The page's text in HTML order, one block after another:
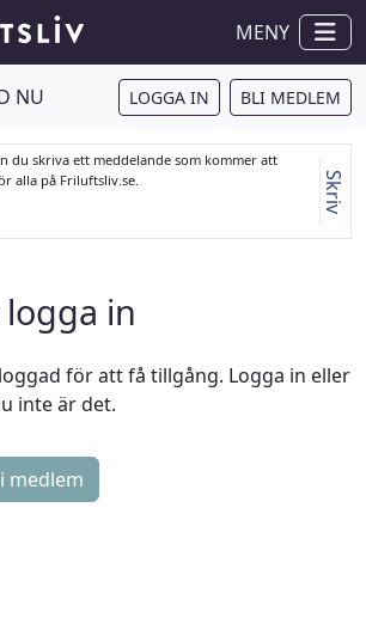
MENY
NU LOGGA IN BLI MEDLEM
du skriva ett meddelande som kommer att
alla på Friluftsliv.se.
Skriv
in
för att få tillgång. Logga in eller
inte är det.